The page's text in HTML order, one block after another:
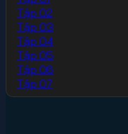
Tập 02
Tập 03
Tập 04
Tập 05
Tập 06
Tập 07